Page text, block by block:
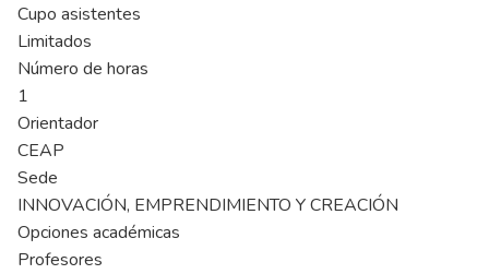
Cupo asistentes
Limitados
Número de horas
1
Orientador
CEAP
Sede
INNOVACIÓN, EMPRENDIMIENTO Y CREACIÓN
Opciones académicas
Profesores